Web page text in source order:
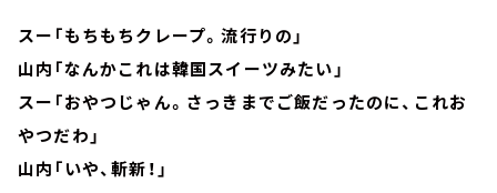
スー「もちもちクレープ。流行りの」
山内「なんかこれは韓国スイーツみたい」
スー「おやつじゃん。さっきまでご飯だったのに、これお
やつだわ」
山内「いや、斬新！」